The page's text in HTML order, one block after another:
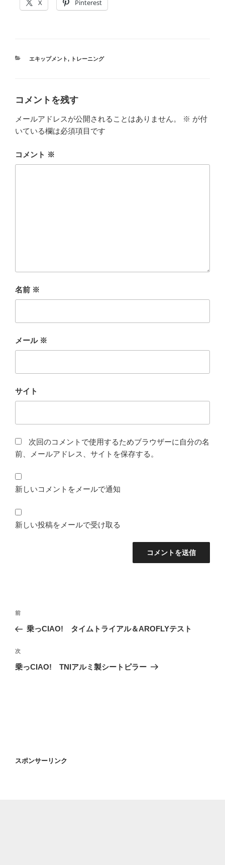
X Pinterest
カ
ー
エキップメント, トレーニング
コメントを残す
メールアドレスが公開されることはありません。 ※ が付
いている欄は必須項目です
コメント ※
名前 ※
メール ※
サイト
次回のコメントで使用するためブラウザーに自分の名
前、メールアドレス、サイトを保存する。
新しいコメントをメールで通知
新しい投稿をメールで受け取る
投
ビ
ゲ
過
去
投
稿
前
乗っCIAO! タイムトライアル＆AROFLYテスト
次
の
次
乗っCIAO! TNIアルミ製シートピラー
スポンサーリンク